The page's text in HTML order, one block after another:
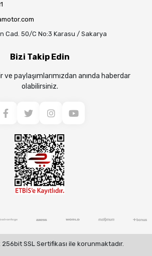
Cad. 50/C No:3 Karasu / Sakarya
Bizi Takip Edin
ve paylaşımlarımızdan anında haberdar
olabilirsiniz.
SSL Sertifikası ile korunmaktadır.